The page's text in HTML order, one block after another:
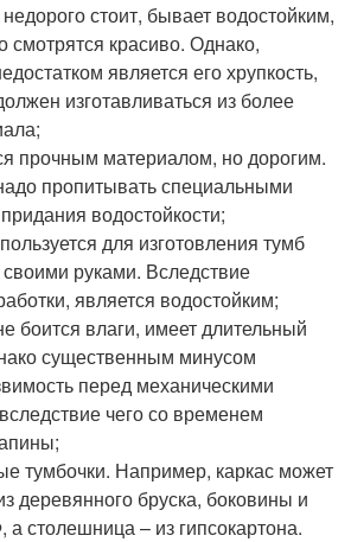
стоит, бывает водостойким,
смотрятся красиво. Однако,
является его хрупкость,
изготавливаться из более
прочным материалом, но дорогим.
пропитывать специальными
водостойкости;
для изготовления тумб
руками. Вследствие
является водостойким;
боится влаги, имеет длительный
существенным минусом
перед механическими
чего со временем
тумбочки. Например, каркас может
деревянного бруска, боковины и
столешница – из гипсокартона.